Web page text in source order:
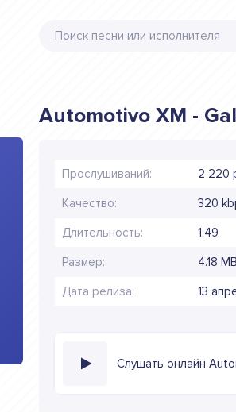
Automotivo XM -
Прослушиваний: 2 220
Качество: 320
Длительность: 1:49
Размер: 4.18 MB
Дата релиза: 13
Слушать онлайн